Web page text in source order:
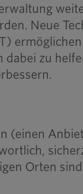
Neue
zu
(einen
Orten